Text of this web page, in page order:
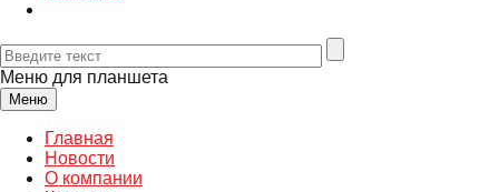
Меню для планшета
Меню
Главная
Новости
О компании